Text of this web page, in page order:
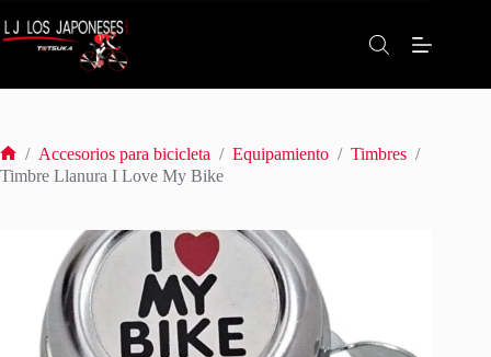
al
contenido
Inicio
/ Accesorios para bicicleta / Equipamiento / Timbres /
Timbre Llanura I Love My Bike